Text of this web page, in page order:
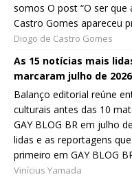
somos O post “O ser que
Castro Gomes apareceu
Diogo de Castro Gomes
As 15 notícias mais
marcaram julho de 2026
Balanço editorial reúne
culturais antes das 10
GAY BLOG BR em julho
lidas e as reportagens
primeiro em GAY BLOG
Vinícius Yamada